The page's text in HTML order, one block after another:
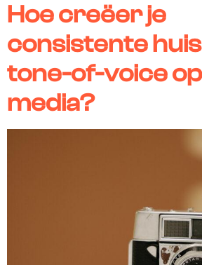
Hoe creëer je
consistente
tone-of-voice
media?